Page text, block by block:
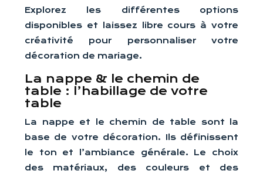
Explorez les différentes options
disponibles et laissez libre cours à votre
créativité pour personnaliser votre
décoration de mariage.
La nappe & le chemin de
table : l’habillage de votre
table
La nappe et le chemin de table sont la
base de votre décoration. Ils définissent
le ton et l’ambiance générale. Le choix
des matériaux, des couleurs et des